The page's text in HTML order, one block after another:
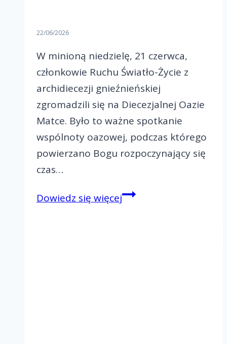
22/06/2026
W minioną niedzielę, 21 czerwca,
członkowie Ruchu Światło-Życie z
archidiecezji gnieźnieńskiej
zgromadzili się na Diecezjalnej Oazie
Matce. Było to ważne spotkanie
wspólnoty oazowej, podczas którego
powierzano Bogu rozpoczynający się
czas…
Dowiedz się więcejDiecezjalna